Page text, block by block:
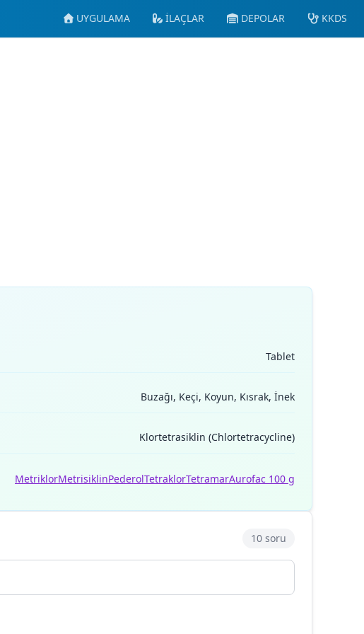
UYGULAMA İLAÇLAR DEPOLAR KKDS
Tablet
Buzağı, Keçi, Koyun, Kısrak, İnek
Klortetrasiklin (Chlortetracycline)
MetriklorMetrisiklinPederolTetraklorTetramarAurofac 100 g
10 soru